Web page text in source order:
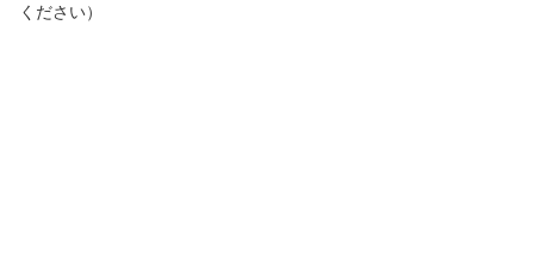
ください）